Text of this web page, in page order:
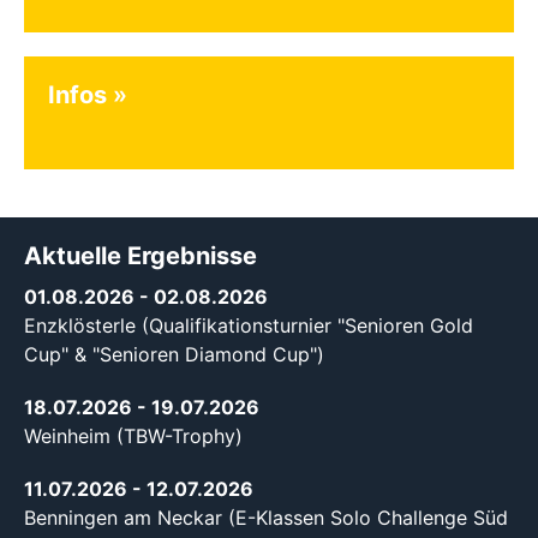
Infos
Aktuelle Ergebnisse
01.08.2026 - 02.08.2026
Enzklösterle (Qualifikationsturnier "Senioren Gold
Cup" & "Senioren Diamond Cup")
18.07.2026 - 19.07.2026
Weinheim (TBW-Trophy)
11.07.2026 - 12.07.2026
Benningen am Neckar (E-Klassen Solo Challenge Süd